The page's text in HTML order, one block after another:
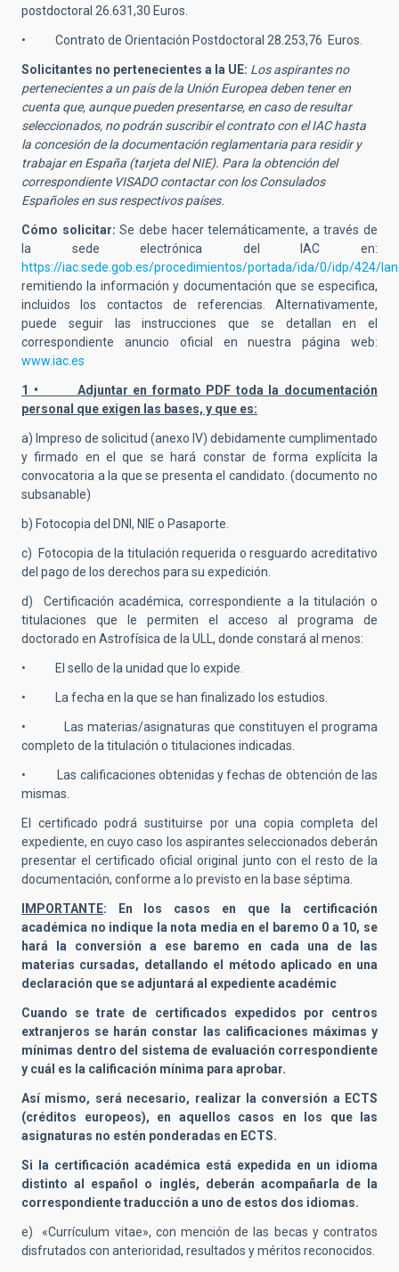
postdoctoral 26.631,30 Euros.
• Contrato de Orientación Postdoctoral 28.253,76 Euros.
Solicitantes no pertenecientes a la UE: Los aspirantes no
pertenecientes a un país de la Unión Europea deben tener en
cuenta que, aunque pueden presentarse, en caso de resultar
seleccionados, no podrán suscribir el contrato con el IAC hasta
la concesión de la documentación reglamentaria para residir y
trabajar en España (tarjeta del NIE). Para la obtención del
correspondiente VISADO contactar con los Consulados
Españoles en sus respectivos países.
Cómo solicitar:Se debe hacer telemáticamente, a través de
la sede electrónica del IAC en:
https://iac.sede.gob.es/procedimientos/portada/ida/0/idp/424/
remitiendo la información y documentación que se especifica,
incluidos los contactos de referencias. Alternativamente,
puede seguir las instrucciones que se detallan en el
correspondiente anuncio oficial en nuestra página web:
www.iac.es
1 • Adjuntar en formato PDF toda la documentación
personal que exigen las bases, y que es:
a) Impreso de solicitud (anexo IV) debidamente cumplimentado
y firmado en el que se hará constar de forma explícita la
convocatoria a la que se presenta el candidato. (documento no
subsanable)
b) Fotocopia del DNI, NIE o Pasaporte.
c) Fotocopia de la titulación requerida o resguardo acreditativo
del pago de los derechos para su expedición.
d) Certificación académica, correspondiente a la titulación o
titulaciones que le permiten el acceso al programa de
doctorado en Astrofísica de la ULL, donde constará al menos:
• El sello de la unidad que lo expide.
• La fecha en la que se han finalizado los estudios.
• Las materias/asignaturas que constituyen el programa
completo de la titulación o titulaciones indicadas.
• Las calificaciones obtenidas y fechas de obtención de las
mismas.
El certificado podrá sustituirse por una copia completa del
expediente, en cuyo caso los aspirantes seleccionados deberán
presentar el certificado oficial original junto con el resto de la
documentación, conforme a lo previsto en la base séptima.
IMPORTANTE: En los casos en que la certificación
académica no indique la nota media en el baremo 0 a 10, se
hará la conversión a ese baremo en cada una de las
materias cursadas, detallando el método aplicado en una
declaración que se adjuntará al expediente académic
Cuando se trate de certificados expedidos por centros
extranjeros se harán constar las calificaciones máximas y
mínimas dentro del sistema de evaluación correspondiente
y cuál es la calificación mínima para aprobar.
Así mismo, será necesario, realizar la conversión a ECTS
(créditos europeos), en aquellos casos en los que las
asignaturas no estén ponderadas en ECTS.
Si la certificación académica está expedida en un idioma
distinto al español o inglés, deberán acompañarla de la
correspondiente traducción a uno de estos dos idiomas.
e) «Currículum vitae», con mención de las becas y contratos
disfrutados con anterioridad, resultados y méritos reconocidos.